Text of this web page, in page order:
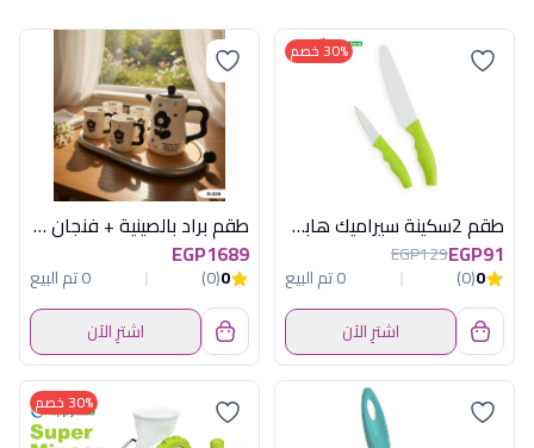
30% خصم
طقم 2سكينة سيراميك هابى هوم
EGP91
EGP129
0
(0)
0 تم البيع
اشترِ الآن
طقم براد بالصينية + فنجان اكسفورد XL036
EGP1689
0
(0)
0 تم البيع
اشترِ الآن
30% خصم